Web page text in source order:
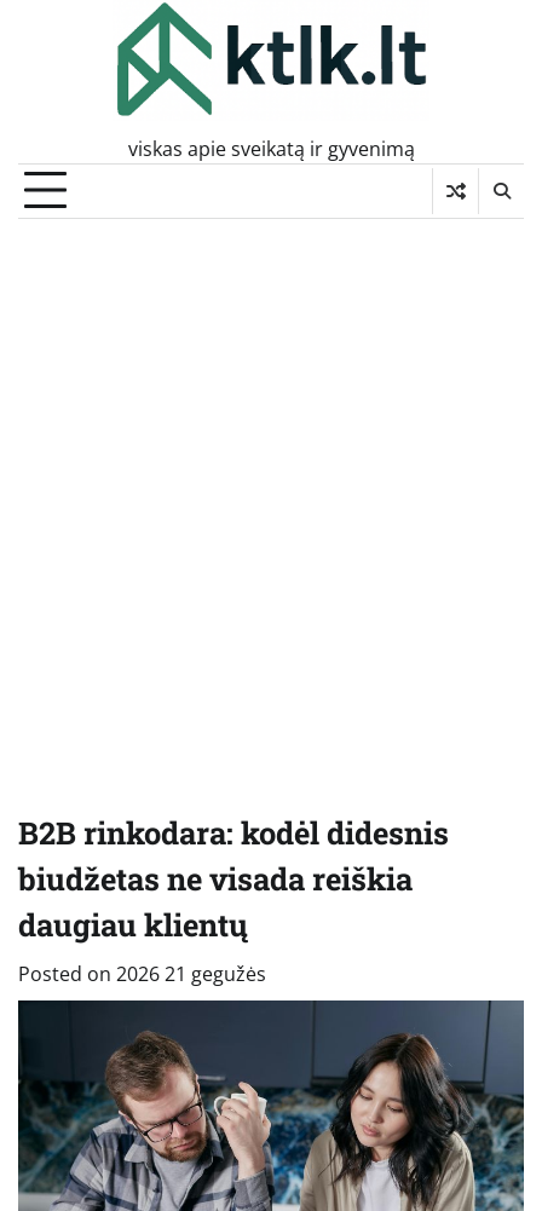
viskas apie sveikatą ir gyvenimą
B2B rinkodara: kodėl didesnis
biudžetas ne visada reiškia
daugiau klientų
Posted on 2026 21 gegužės